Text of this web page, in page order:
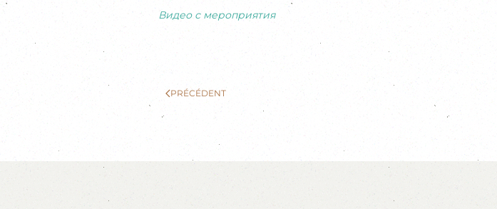
Видео с мероприятия
PRÉCÉDENT